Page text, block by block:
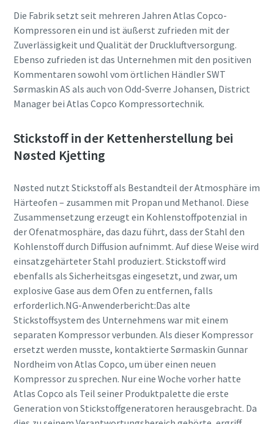
Die Fabrik setzt seit mehreren Jahren Atlas Copco-
Kompressoren ein und ist äußerst zufrieden mit der
Zuverlässigkeit und Qualität der Druckluftversorgung.
Ebenso zufrieden ist das Unternehmen mit den positiven
Kommentaren sowohl vom örtlichen Händler SWT
Sørmaskin AS als auch von Odd-Sverre Johansen, District
Manager bei Atlas Copco Kompressortechnik.
Stickstoff in der Kettenherstellung bei
Nøsted Kjetting
Nøsted nutzt Stickstoff als Bestandteil der Atmosphäre im
Härteofen – zusammen mit Propan und Methanol. Diese
Zusammensetzung erzeugt ein Kohlenstoffpotenzial in
der Ofenatmosphäre, das dazu führt, dass der Stahl den
Kohlenstoff durch Diffusion aufnimmt. Auf diese Weise wird
einsatzgehärteter Stahl produziert. Stickstoff wird
ebenfalls als Sicherheitsgas eingesetzt, und zwar, um
explosive Gase aus dem Ofen zu entfernen, falls
erforderlich.NG-Anwenderbericht:Das alte
Stickstoffsystem des Unternehmens war mit einem
separaten Kompressor verbunden. Als dieser Kompressor
ersetzt werden musste, kontaktierte Sørmaskin Gunnar
Nordheim von Atlas Copco, um über einen neuen
Kompressor zu sprechen. Nur eine Woche vorher hatte
Atlas Copco als Teil seiner Produktpalette die erste
Generation von Stickstoffgeneratoren herausgebracht. Da